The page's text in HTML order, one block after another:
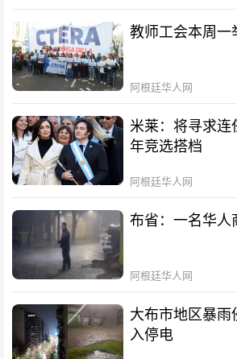
教师工会本周一
阿根廷华人网
米莱：将寻求
年竞选搭档
阿根廷华人网
布省：一名华人
阿根廷华人网
大布市地区暴
入停电